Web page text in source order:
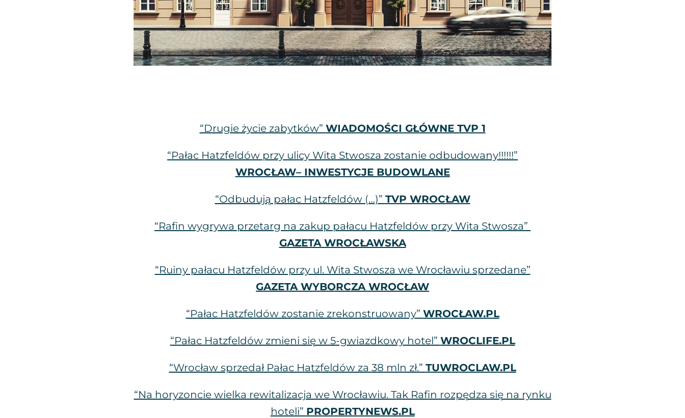
“Drugie życie zabytków” WIADOMOŚCI GŁÓWNE TVP 1
“Pałac Hatzfeldów przy ulicy Wita Stwosza zostanie odbudowany!!!!!!”
WROCŁAW– INWESTYCJE BUDOWLANE
“Odbudują pałac Hatzfeldów (…)” TVP WROCŁAW
“Rafin wygrywa przetarg na zakup pałacu Hatzfeldów przy Wita Stwosza”
GAZETA WROCŁAWSKA
“Ruiny pałacu Hatzfeldów przy ul. Wita Stwosza we Wrocławiu sprzedane”
GAZETA WYBORCZA WROCŁAW
“Pałac Hatzfeldów zostanie zrekonstruowany” WROCŁAW.PL
“Pałac Hatzfeldów zmieni się w 5-gwiazdkowy hotel” WROCLIFE.PL
“Wrocław sprzedał Pałac Hatzfeldów za 38 mln zł.” TUWROCLAW.PL
“Na horyzoncie wielka rewitalizacja we Wrocławiu. Tak Rafin rozpędza się na rynku
hoteli” PROPERTYNEWS.PL